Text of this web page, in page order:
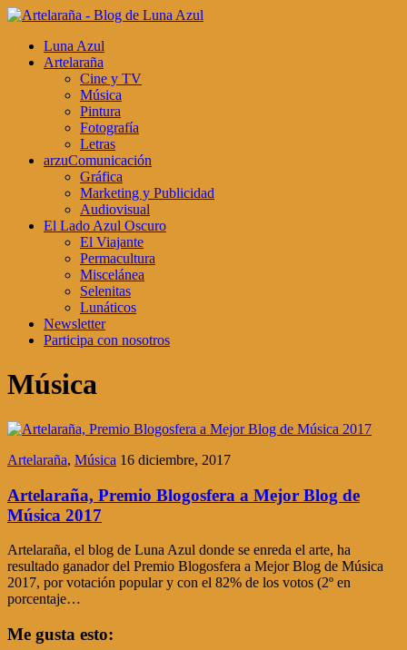
Luna Azul
Artelaraña
Cine y TV
Música
Pintura
Fotografía
Letras
arzuComunicación
Gráfica
Marketing y Publicidad
Audiovisual
El Lado Azul Oscuro
El Viajante
Permacultura
Miscelánea
Selenitas
Lunáticos
Newsletter
Participa con nosotros
Música
Artelaraña, Música 16 diciembre, 2017
Artelaraña, Premio Blogosfera a Mejor Blog de
Música 2017
Artelaraña, el blog de Luna Azul donde se enreda el arte, ha
resultado ganador del Premio Blogosfera a Mejor Blog de Música
2017, por votación popular y con el 82% de los votos (2º en
porcentaje…
Me gusta esto: